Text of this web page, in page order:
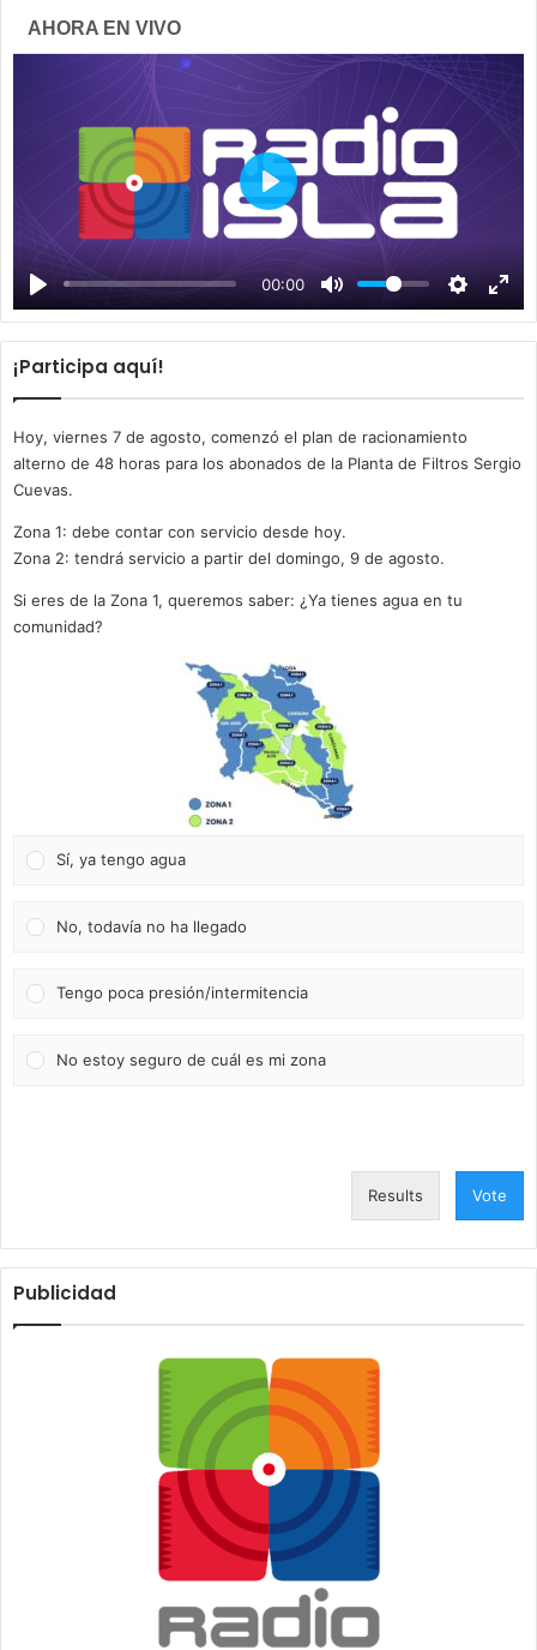
AHORA EN VIVO
00:00
P
a
y
¡Participa aquí!
Hoy, viernes 7 de agosto, comenzó el plan de racionamiento
alterno de 48 horas para los abonados de la Planta de Filtros Sergio
Cuevas.
Zona 1: debe contar con servicio desde hoy.
Zona 2: tendrá servicio a partir del domingo, 9 de agosto.
Si eres de la Zona 1, queremos saber: ¿Ya tienes agua en tu
comunidad?
Sí, ya tengo agua
No, todavía no ha llegado
Tengo poca presión/intermitencia
No estoy seguro de cuál es mi zona
Results Vote
Publicidad